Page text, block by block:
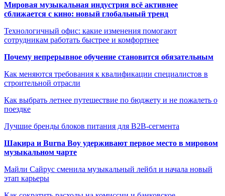
Мировая музыкальная индустрия всё активнее
сближается с кино: новый глобальный тренд
Технологичный офис: какие изменения помогают
сотрудникам работать быстрее и комфортнее
Почему непрерывное обучение становится обязательным
Как меняются требования к квалификации специалистов в
строительной отрасли
Как выбрать летнее путешествие по бюджету и не пожалеть о
поездке
Лучшие бренды блоков питания для B2B-сегмента
Шакира и Burna Boy удерживают первое место в мировом
музыкальном чарте
Майли Сайрус сменила музыкальный лейбл и начала новый
этап карьеры